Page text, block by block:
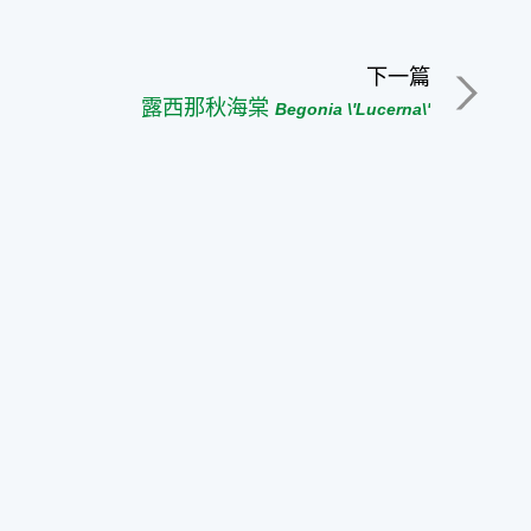
下一篇
露西那秋海棠 Begonia \'Lucerna\'